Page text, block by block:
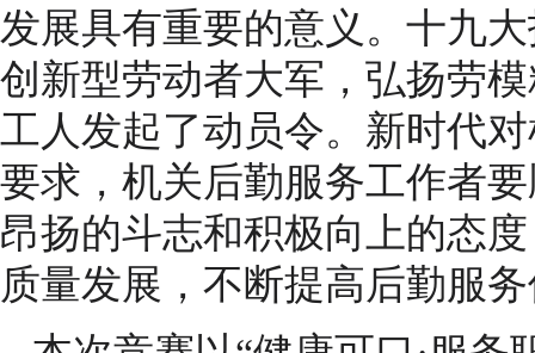
发展具有重要的意义。十九
创新型劳动者大军，弘扬劳
工人发起了动员令。新时代
要求，机关后勤服务工作者
昂扬的斗志和积极向上的态
质量发展，不断提高后勤服